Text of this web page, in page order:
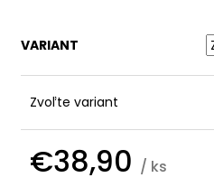
VARIANT
Zvoľte variant
€38,90 / ks